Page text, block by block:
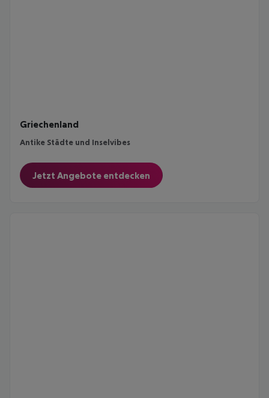
Griechenland
Antike Städte und Inselvibes
Jetzt Angebote entdecken